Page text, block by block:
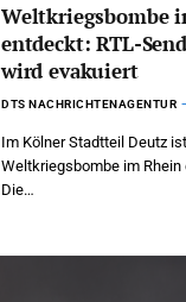
Weltkriegsbombe
entdeckt: RTL-
wird evakuiert
DTS NACHRICHTENAGENTUR
Im Kölner Stadtteil Deutz
Weltkriegsbombe im
Die…